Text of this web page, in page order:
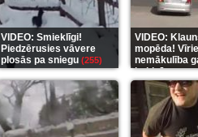
VIDEO: Smieklīgi!
Piedzērusies vāvere
plosās pa sniegu (255)
VIDEO:
mopēda!
nemākulība
beidzās ar
(289)